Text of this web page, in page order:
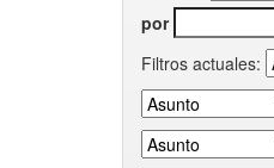
por
Filtros actuales: